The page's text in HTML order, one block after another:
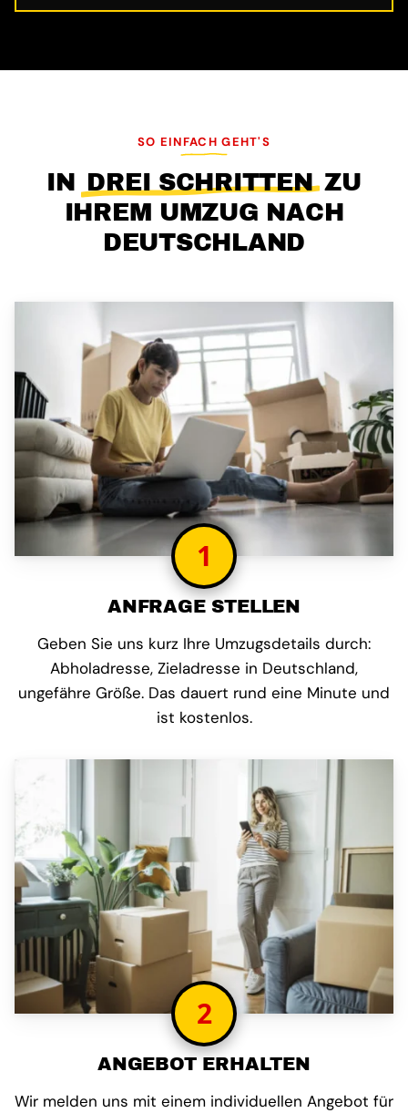
SO EINFACH GEHT'S
IN DREI SCHRITTENZU
IHREM UMZUG NACH
DEUTSCHLAND
1
ANFRAGE STELLEN
Geben Sie uns kurz Ihre Umzugsdetails durch:
Abholadresse, Zieladresse in Deutschland,
ungefähre Größe. Das dauert rund eine Minute und
ist kostenlos.
2
ANGEBOT ERHALTEN
Wir melden uns mit einem individuellen Angebot für